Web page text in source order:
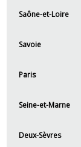
Saône-et-Loire
Savoie
Paris
Seine-et-Marne
Deux-Sèvres